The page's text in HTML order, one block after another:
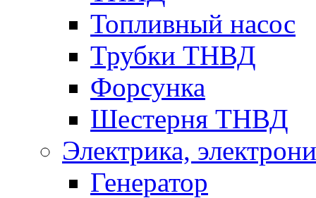
Топливный насос
Трубки ТНВД
Форсунка
Шестерня ТНВД
Электрика,
Генератор